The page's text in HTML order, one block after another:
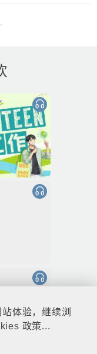
体验，继续浏
政策...